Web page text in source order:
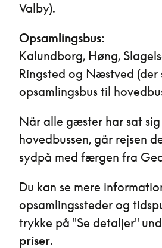
Valby).
Opsamlingsbus:
Kalundborg, Høng,
Ringsted og Næstved (der
opsamlingsbus til
Når alle gæster har sat
hovedbussen, går rejsen
sydpå med færgen fra
Du kan se mere
opsamlingssteder og
trykke på "Se detaljer"
priser.